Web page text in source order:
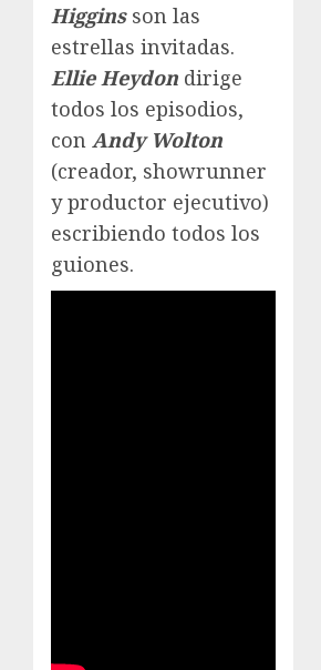
Higginsson las
estrellas invitadas.
Ellie Heydon dirige
todos los episodios,
con Andy Wolton
(creador, showrunner
y productor ejecutivo)
escribiendo todos los
guiones.